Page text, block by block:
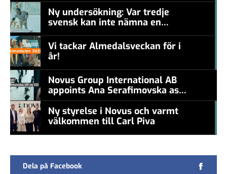
Ny undersökning: Var tredje
svensk kan inte nämna en
levande konstnär
Vi tackar Almedalsveckan för i
år!
Novus Group International AB
appoints Ana Serafimovska as
new CEO
Ny styrelse i Novus och varmt
välkommen till Carl Piva
Dela på Facebook